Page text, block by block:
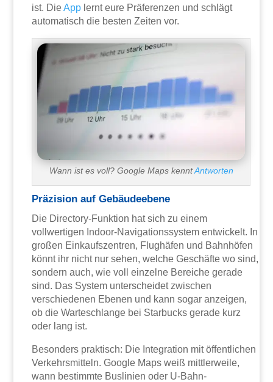
ist. DieApp lernt eure Präferenzen und schlägt
automatisch die besten Zeiten vor.
Wann ist es voll? Google Maps kenntAntworten
Präzision auf Gebäudeebene
Die Directory-Funktion hat sich zu einem
vollwertigen Indoor-Navigationssystem entwickelt. In
großen Einkaufszentren, Flughäfen und Bahnhöfen
könnt ihr nicht nur sehen, welche Geschäfte wo sind,
sondern auch, wie voll einzelne Bereiche gerade
sind. Das System unterscheidet zwischen
verschiedenen Ebenen und kann sogar anzeigen,
ob die Warteschlange bei Starbucks gerade kurz
oder lang ist.
Besonders praktisch: Die Integration mit öffentlichen
Verkehrsmitteln. Google Maps weiß mittlerweile,
wann bestimmte Buslinien oder U-Bahn-